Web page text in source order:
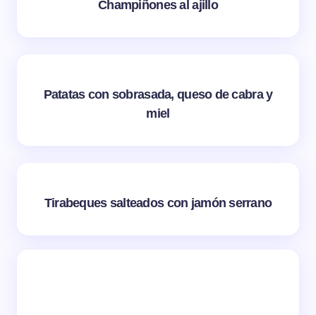
Champiñones al ajillo
Patatas con sobrasada, queso de cabra y
miel
Tirabeques salteados con jamón serrano